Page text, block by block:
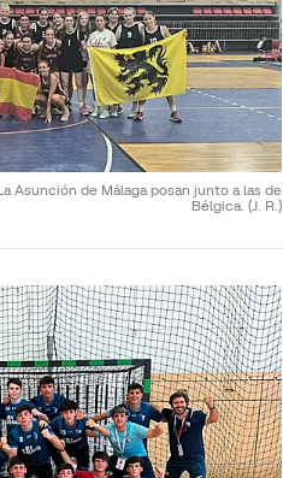
Asunción de Málaga posan junto a las de
Bélgica. (J. R.)